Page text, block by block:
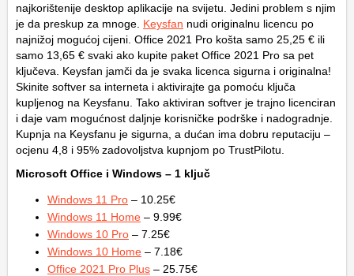
najkorištenije desktop aplikacije na svijetu. Jedini problem s njim
je da preskup za mnoge. Keysfan nudi originalnu licencu po
najnižoj mogućoj cijeni. Office 2021 Pro košta samo 25,25 € ili
samo 13,65 € svaki ako kupite paket Office 2021 Pro sa pet
ključeva. Keysfan jamči da je svaka licenca sigurna i originalna!
Skinite softver sa interneta i aktivirajte ga pomoću ključa
kupljenog na Keysfanu. Tako aktiviran softver je trajno licenciran
i daje vam mogućnost daljnje korisničke podrške i nadogradnje.
Kupnja na Keysfanu je sigurna, a dućan ima dobru reputaciju –
ocjenu 4,8 i 95% zadovoljstva kupnjom po TrustPilotu.
Microsoft Office i Windows – 1 ključ
Windows 11 Pro – 10.25€
Windows 11 Home – 9.99€
Windows 10 Pro – 7.25€
Windows 10 Home – 7.18€
Office 2021 Pro Plus – 25.75€